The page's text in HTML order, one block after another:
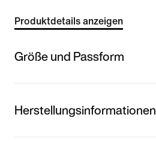
Produktdetails anzeigen
Größe und Passform
Herstellungsinformationen